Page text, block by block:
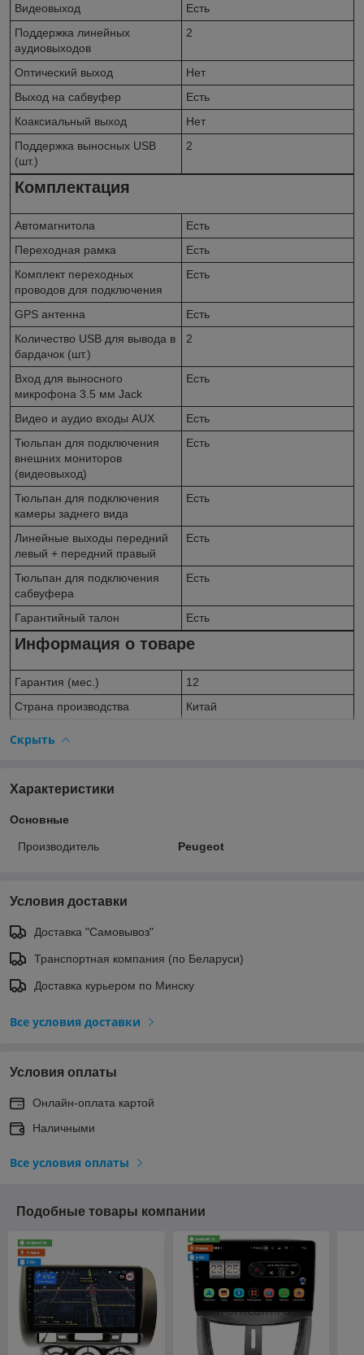
Видеовыход
Есть
Поддержка линейных
аудиовыходов
2
Оптический выход
Нет
Выход на сабвуфер
Есть
Коаксиальный выход
Нет
Поддержка выносных USB
(шт.)
2
Комплектация
Автомагнитола
Есть
Переходная рамка
Есть
Комплект переходных
проводов для подключения
Есть
GPS антенна
Есть
Количество USB для вывода в
бардачок (шт.)
2
Вход для выносного
микрофона 3.5 мм Jack
Есть
Видео и аудио входы AUX
Есть
Тюльпан для подключения
внешних мониторов
(видеовыход)
Есть
Тюльпан для подключения
камеры заднего вида
Есть
Линейные выходы передний
левый + передний правый
Есть
Тюльпан для подключения
сабвуфера
Есть
Гарантийный талон Есть
Информация о товаре
Гарантия (мес.)
12
Страна производства
Китай
Скрыть
Характеристики
Основные
Производитель Peugeot
Условия доставки
Доставка "Самовывоз"
Транспортная компания (по Беларуси)
Доставка курьером по Минску
Все условия доставки
Условия оплаты
Онлайн-оплата картой
Наличными
Все условия оплаты
Подобные товары компании